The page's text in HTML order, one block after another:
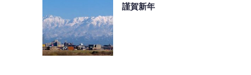
謹賀新年